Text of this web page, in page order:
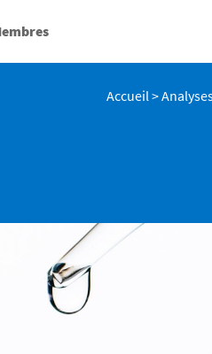
Accueil>